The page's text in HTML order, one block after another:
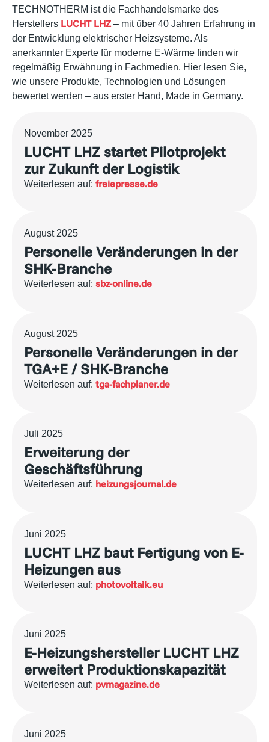
TECHNOTHERM ist die Fachhandelsmarke des
Herstellers LUCHT LHZ– mit über 40 Jahren Erfahrung in
der Entwicklung elektrischer Heizsysteme. Als
anerkannter Experte für moderne E-Wärme finden wir
regelmäßig Erwähnung in Fachmedien. Hier lesen Sie,
wie unsere Produkte, Technologien und Lösungen
bewertet werden – aus erster Hand, Made in Germany.
November 2025
LUCHT LHZ startet Pilotprojekt
zur Zukunft der Logistik
Weiterlesen auf: freiepresse.de
August 2025
Personelle Veränderungen in der
SHK-Branche
Weiterlesen auf: sbz-online.de
August 2025
Personelle Veränderungen in der
TGA+E / SHK-Branche
Weiterlesen auf: tga-fachplaner.de
Juli 2025
Erweiterung der
Geschäftsführung
Weiterlesen auf: heizungsjournal.de
Juni 2025
LUCHT LHZ baut Fertigung von E-
Heizungen aus
Weiterlesen auf: photovoltaik.eu
Juni 2025
E-Heizungshersteller LUCHT LHZ
erweitert Produktionskapazität
Weiterlesen auf: pvmagazine.de
Juni 2025